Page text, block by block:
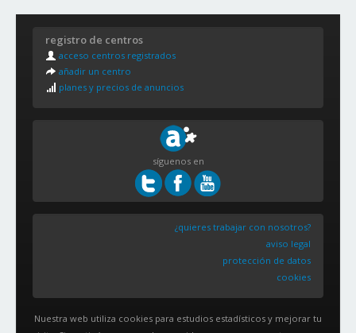
registro de centros
acceso centros registrados
añadir un centro
planes y precios de anuncios
síguenos en
¿quieres trabajar con nosotros?
aviso legal
protección de datos
cookies
Nuestra web utiliza cookies para estudios estadísticos y mejorar tu